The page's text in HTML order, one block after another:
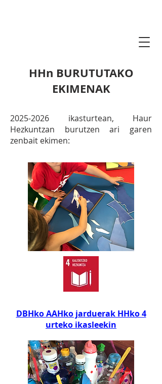
HHn BURUTUTAKO
EKIMENAK
2025-2026 ikasturtean, Haur
Hezkuntzan burutzen ari garen
zenbait ekimen:
DBHko AAHko jarduerak HHko 4
urteko ikasleekin